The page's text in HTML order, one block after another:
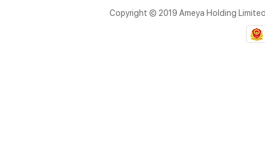
Copyright © 2019 Ameya Holding